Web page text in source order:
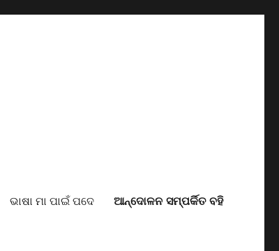
ଭାଷା ମା ପାଇଁ ପଦେ ଆନ୍ଦୋଳନ ସମ୍ପର୍କିତ ବହି